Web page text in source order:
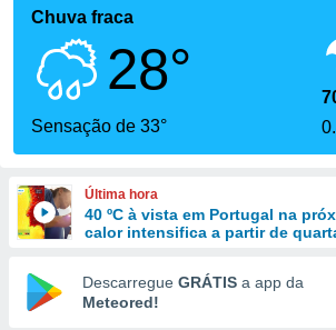
foi
fornecidas
a este
das
e
forma
digital
Chuva fraca
28°
Sensação de 33°
Última hora
40 ºC à vista em Portugal na
calor intensifica a partir de
Descarregue GRÁTIS a app da
Meteored!